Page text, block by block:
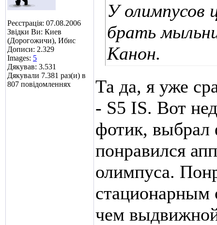
Реєстрація: 07.08.2006
Звідки Ви: Киев
(Дорогожичи), Ибис
Дописи: 2.329
Images: 5
Дякував: 3.531
Дякували 7.381 раз(и) в
807 повідомленнях
У олимпусов
брать
Канон.
Та да, я уже
- S5 IS. Вот
фотик,
понравился
олимпуса.
стационарным
чем